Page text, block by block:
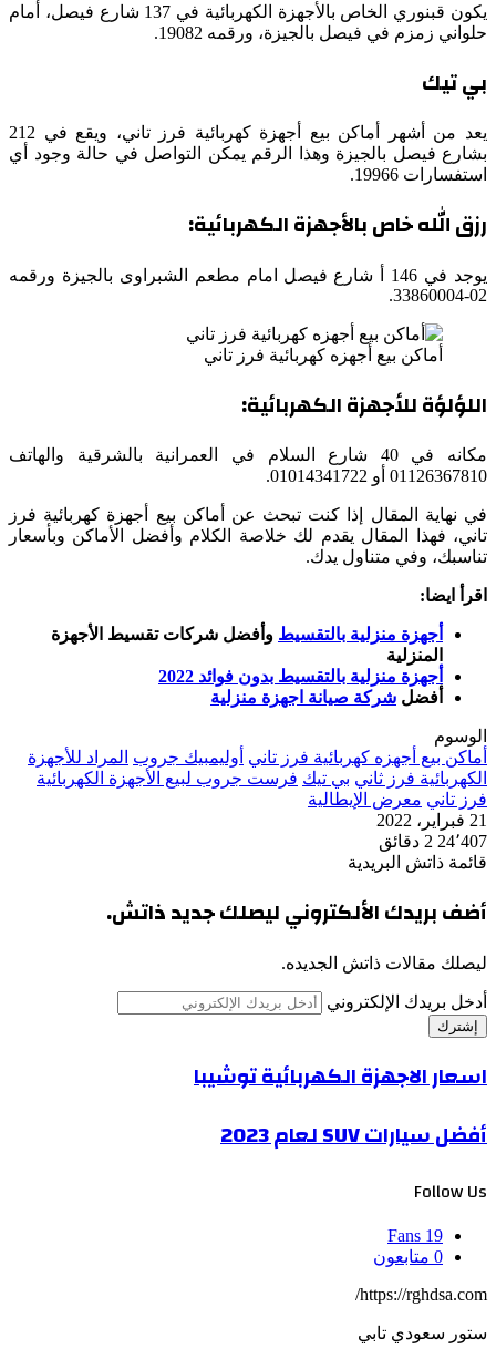
يكون قبنوري الخاص بالأجهزة الكهربائية في 137 شارع فيصل، أمام
حلواني زمزم في فيصل بالجيزة، ورقمه 19082.
بي تيك
يعد من أشهر أماكن بيع أجهزة كهربائية فرز تاني، ويقع في 212
بشارع فيصل بالجيزة وهذا الرقم يمكن التواصل في حالة وجود أي
استفسارات 19966.
رزق الله خاص بالأجهزة الكهربائية:
يوجد في 146 أ شارع فيصل امام مطعم الشبراوى بالجيزة ورقمه
02-33860004.
أماكن بيع أجهزه كهربائية فرز تاني
اللؤلؤة للأجهزة الكهربائية:
مكانه في 40 شارع السلام في العمرانية بالشرقية والهاتف
01126367810 أو 01014341722.
في نهاية المقال إذا كنت تبحث عن أماكن بيع أجهزة كهربائية فرز
تاني، فهذا المقال يقدم لك خلاصة الكلام وأفضل الأماكن وبأسعار
تناسبك، وفي متناول يدك.
اقرأ ايضا:
أجهزة منزلية بالتقسيط وأفضل شركات تقسيط الأجهزة
المنزلية
أجهزة منزلية بالتقسيط بدون فوائد 2022
أفضل شركة صيانة اجهزة منزلية
الوسوم
أماكن بيع أجهزه كهربائية فرز تاني أوليمبيك جروب المراد للأجهزة
الكهربائية فرز ثاني بي تيك فرست جروب لبيع الأجهزة الكهربائية
فرز تاني معرض الإيطالية
21 فبراير، 2022
24٬407 2 دقائق
قائمة ذاتش البريدية
أضف بريدك الألكتروني ليصلك جديد ذاتش.
ليصلك مقالات ذاتش الجديده.
أدخل بريدك الإلكتروني
اسعار الاجهزة الكهربائية توشيبا
أفضل سيارات SUV لعام 2023
Follow Us
19
Fans
0 متابعون
https://rghdsa.com/
ستور سعودي تابي